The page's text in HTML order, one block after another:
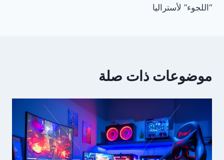
“اللجوء” لأستراليا
موضوعات ذات صلة